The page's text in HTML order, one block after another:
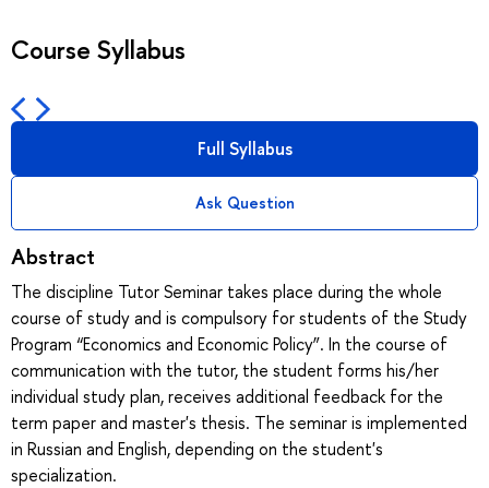
Course Syllabus
Full Syllabus
Ask Question
Abstract
The discipline Tutor Seminar takes place during the whole
course of study and is compulsory for students of the Study
Program “Economics and Economic Policy”. In the course of
communication with the tutor, the student forms his/her
individual study plan, receives additional feedback for the
term paper and master's thesis. The seminar is implemented
in Russian and English, depending on the student's
specialization.